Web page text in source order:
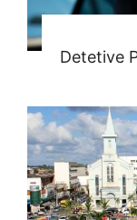
Detetive